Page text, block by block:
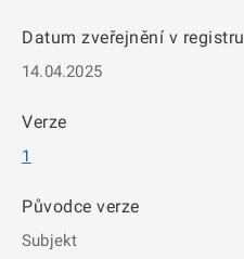
Datum zveřejnění v registru
14.04.2025
Verze
1
Původce verze
Subjekt